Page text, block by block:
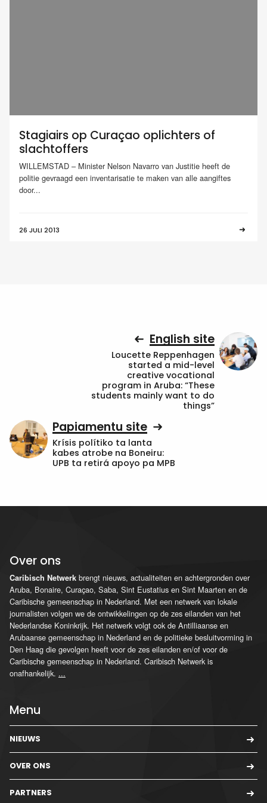
Stagiairs op Curaçao oplichters of
slachtoffers
WILLEMSTAD – Minister Nelson Navarro van Justitie heeft de
politie gevraagd een inventarisatie te maken van alle aangiftes
door...
26 JULI 2013
English site
Loucette Reppenhagen
started a mid-level
creative vocational
program in Aruba: “These
students mainly want to do
things”
Papiamentu site
Krísis polítiko ta lanta
kabes atrobe na Boneiru:
UPB ta retirá apoyo pa MPB
Over ons
Caribisch Netwerk brengt nieuws, actualiteiten en achtergronden over
Aruba, Bonaire, Curaçao, Saba, Sint Eustatius en Sint Maarten en de
Caribische gemeenschap in Nederland. Met een netwerk van lokale
journalisten volgen we de ontwikkelingen op de zes eilanden van het
Nederlandse Koninkrijk. Het netwerk volgt ook de Antilliaanse en
Arubaanse gemeenschap in Nederland en de politieke besluitvorming in
Den Haag die gevolgen heeft voor de zes eilanden en/of voor de
Caribische gemeenschap in Nederland. Caribisch Netwerk is
onafhankelijk. ...
Menu
NIEUWS
OVER ONS
PARTNERS